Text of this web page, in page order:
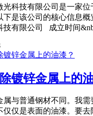
光科技有限公司是一家
下是该公司的核心信息
技有限公司 成立时间
镀锌金属上的
属与普通钢材不同。我
仅仅是表面的油漆。要去